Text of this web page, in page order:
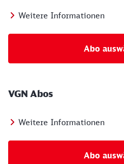
Weitere Informationen
Abo
VGN Abos
Weitere Informationen
Abo